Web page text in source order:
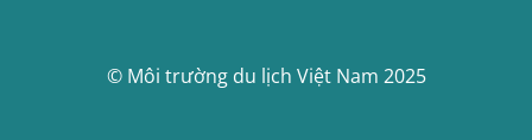
© Môi trường du lịch Việt Nam 2025